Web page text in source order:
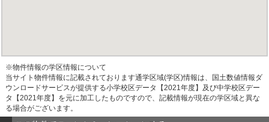
※物件情報の学区情報について
当サイト物件情報に記載されております通学区域(学区)情報は、国土数値情報ダ
ウンロードサービスが提供する小学校区データ【2021年度】及び中学校区デー
タ【2021年度】を元に加工したものですので、記載情報が現在の学区域と異な
る場合がございます。